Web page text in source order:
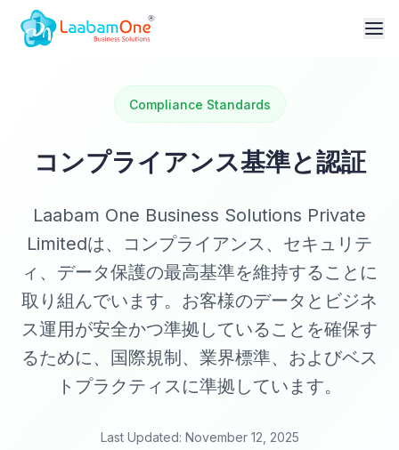
Compliance Standards
コンプライアンス基準と認証
Laabam One Business Solutions Private
Limitedは、コンプライアンス、セキュリテ
ィ、データ保護の最高基準を維持することに
取り組んでいます。お客様のデータとビジネ
ス運用が安全かつ準拠していることを確保す
るために、国際規制、業界標準、およびベス
トプラクティスに準拠しています。
Last Updated: November 12, 2025